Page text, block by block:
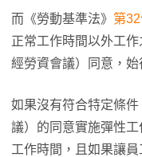
而《勞動基準法》 第
正常工作時間以外工
經勞資會議）同意，始
如果沒有符合特定條
議）的同意實施彈性
工作時間，且如果讓